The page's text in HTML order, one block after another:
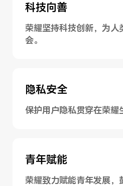
科技向善
荣耀坚持科技创新，为人
会。
隐私安全
保护用户隐私贯穿在荣耀
青年赋能
荣耀致力赋能青年发展，